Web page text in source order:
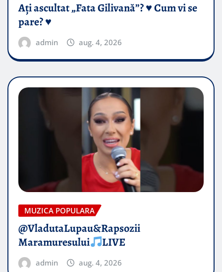
Ați ascultat „Fata Gilivană”? ♥️ Cum vi se
pare? ♥️
admin aug. 4, 2026
MUZICA POPULARA
@VladutaLupau&Rapsozii
Maramuresului
LIVE
admin aug. 4, 2026